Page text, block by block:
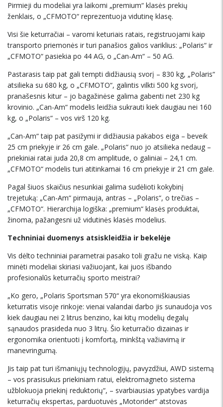
Pirmieji du modeliai yra laikomi „premium“ klasės prekių
ženklais, o „CFMOTO“ reprezentuoja vidutinę klasę.
Visi šie keturračiai – varomi keturiais ratais, registruojami kaip
transporto priemonės ir turi panašios galios variklius: „Polaris“ ir
„CFMOTO“ pasiekia po 44 AG, o „Can-Am“ – 50 AG.
Pastarasis taip pat gali tempti didžiausią svorį – 830 kg, „Polaris“
atsilieka su 680 kg, o „CFMOTO“, galintis vilkti 500 kg svorį,
pranašesnis kitur – jo bagažinėse galima gabenti net 230 kg
krovinio. „Can-Am“ modelis leidžia sukrauti kiek daugiau nei 160
kg, o „Polaris“ – vos virš 120 kg.
„Can-Am“ taip pat pasižymi ir didžiausia pakabos eiga – beveik
25 cm priekyje ir 26 cm gale. „Polaris“ nuo jo atsilieka nedaug –
priekiniai ratai juda 20,8 cm amplitude, o galiniai – 24,1 cm.
„CFMOTO“ modelis turi atitinkamai 16 cm priekyje ir 21 cm gale.
Pagal šiuos skaičius nesunkiai galima sudėlioti kokybinį
trejetuką: „Can-Am“ pirmauja, antras – „Polaris“, o trečias –
„CFMOTO“. Hierarchija logiška: „premium“ klasės produktai,
žinoma, pažangesni už vidutinės klasės modelius.
Techniniai duomenys atsiskleidžia ir bekelėje
Vis dėlto techniniai parametrai pasako toli gražu ne viską. Kaip
minėti modeliai skiriasi važiuojant, kai juos išbando
profesionalūs keturračių sporto meistrai?
„Ko gero, „Polaris Sportsman 570“ yra ekonomiškiausias
keturratis visoje rinkoje: vienai valandai darbo jis sunaudoja vos
kiek daugiau nei 2 litrus benzino, kai kitų modelių degalų
sąnaudos prasideda nuo 3 litrų. Šio keturračio dizainas ir
ergonomika orientuoti į komfortą, minkštą važiavimą ir
manevringumą.
Jis taip pat turi išmaniųjų technologijų, pavyzdžiui, AWD sistemą
– vos prasisukus priekiniam ratui, elektromagneto sistema
užblokuoja priekinį reduktorių“, – svarbiausias ypatybes vardija
keturračių ekspertas, parduotuvės „Motorider“ atstovas